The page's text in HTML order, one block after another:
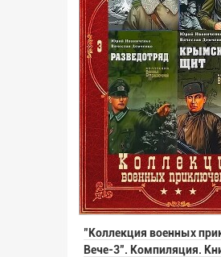
"Коллекция военных
Вече-3". Компиляция.